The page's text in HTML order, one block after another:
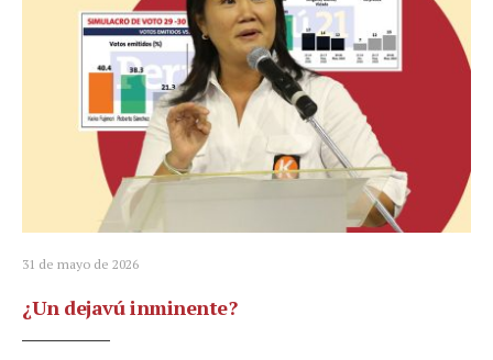
31 de mayo de 2026
¿Un dejavú inminente?